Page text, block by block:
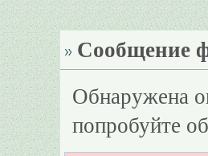
Сообщение
Обнаружена
попробуйте